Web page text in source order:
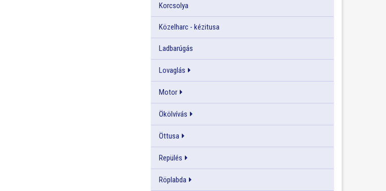
Korcsolya
Közelharc - kézitusa
Ladbarúgás
Lovaglás
Motor
Ökölvívás
Öttusa
Repülés
Röplabda